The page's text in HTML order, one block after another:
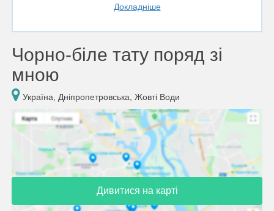
Докладніше
Чорно-біле тату поряд зі
мною
Україна, Дніпропетровська, Жовті Води
Дивитися на карті